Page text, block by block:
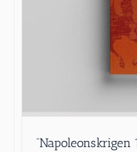
”Napoleonskrigen